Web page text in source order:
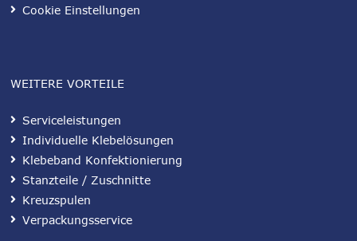
Cookie Einstellungen
WEITERE VORTEILE
Serviceleistungen
Individuelle Klebelösungen
Klebeband Konfektionierung
Stanzteile / Zuschnitte
Kreuzspulen
Verpackungsservice